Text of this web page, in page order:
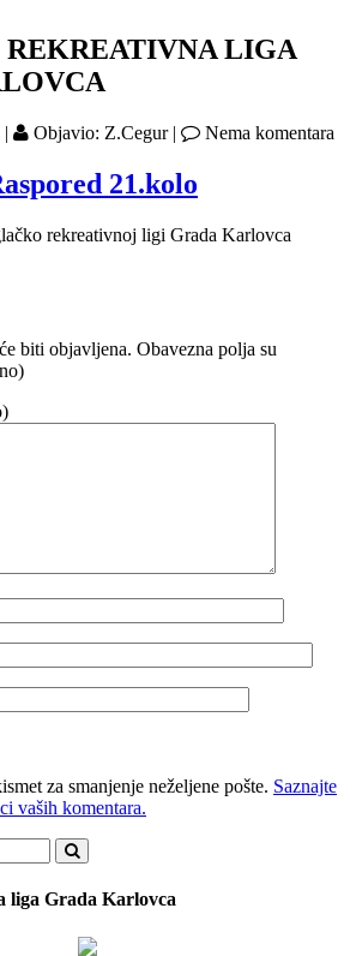
LIGA
Objavio: Z.Cegur | Nema komentara
21.kolo
rekreativnoj ligi Grada Karlovca
biti objavljena. Obavezna polja su
za smanjenje neželjene pošte. Saznajte
vaših komentara.
liga Grada Karlovca